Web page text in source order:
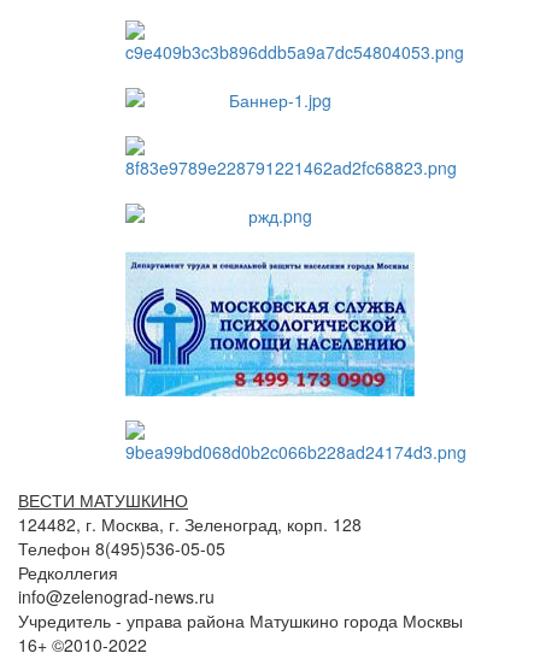
ВЕСТИ МАТУШКИНО
124482, г. Москва, г. Зеленоград, корп. 128
Телефон 8(495)536-05-05
Редколлегия
info@zelenograd-news.ru
Учредитель - управа района Матушкино города Москвы
16+ ©2010-2022